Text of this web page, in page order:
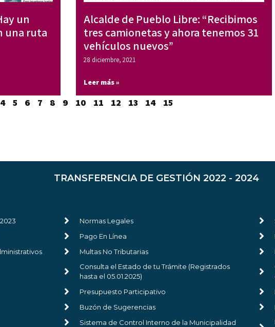
un
una ruta
Alcalde de Pueblo Libre: “Recibimos
tres camionetas y ahora tenemos 31
vehículos nuevos”
28 diciembre, 2021
Leer más »
4 5 6 7 8 9 10 11 12 13 14 15
TRANSFERENCIA DE GESTIÓN 2022 - 2024
Normas Legales
Pago En Línea
Multas No Tributarias
Consulta el Estado de tu Trámite (Registrados
hasta el 05.01.2025)
Presupuesto Participativo
Buzón de Sugerencias
Sistema de Control Interno de la Municipalidad